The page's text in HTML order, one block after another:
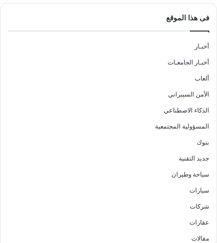
فى هذا الموقع
أخبـار
أخبـار الجامعـات
ألعاب
الأمن السيبراني
الذكاء الاصطناعي
المسؤولية المجتمعية
بنوك
جديد التقنية
سياحة وطيران
سيارات
شركات
عقارات
مقالات